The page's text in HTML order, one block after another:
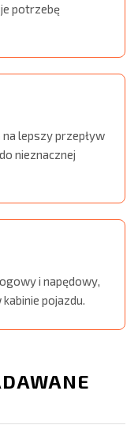
potrzebę
na lepszy przepływ
nieznacznej
i napędowy,
pojazdu.